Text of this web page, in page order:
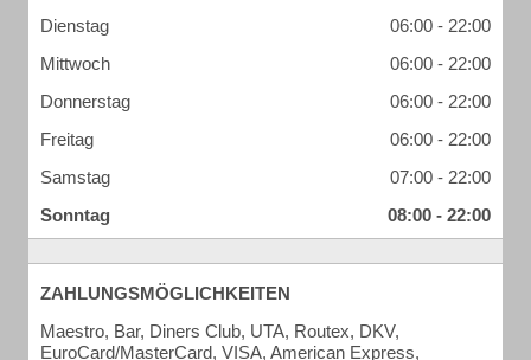
Dienstag
06:00 - 22:00
Mittwoch
06:00 - 22:00
Donnerstag
06:00 - 22:00
Freitag
06:00 - 22:00
Samstag
07:00 - 22:00
Sonntag
08:00 - 22:00
ZAHLUNGSMÖGLICHKEITEN
Maestro, Bar, Diners Club, UTA, Routex, DKV,
EuroCard/MasterCard, VISA, American Express,